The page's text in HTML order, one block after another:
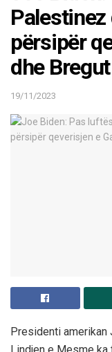
përsipër
dhe
19/11/2023
Presidenti